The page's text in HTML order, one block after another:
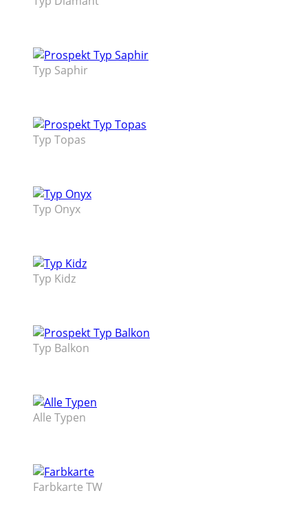
Typ Saphir
Typ Topas
Typ Onyx
Typ Kidz
Typ Balkon
Alle Typen
Farbkarte TW